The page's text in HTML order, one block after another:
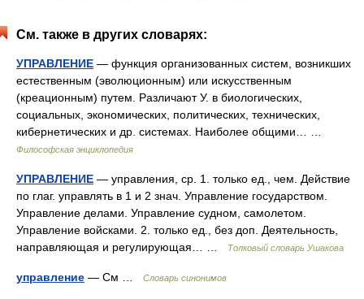
См. также в других словарях:
УПРАВЛЕНИЕ — функция организованных систем, возникших
естественным (эволюционным) или искусственным
(креационным) путем. Различают У. в биологических,
социальных, экономических, политических, технических,
кибернетических и др. системах. Наиболее общими… …
Философская энциклопедия
УПРАВЛЕНИЕ — управления, ср. 1. только ед., чем. Действие
по глаг. управлять в 1 и 2 знач. Управление государством.
Управление делами. Управление судном, самолетом.
Управление войсками. 2. только ед., без доп. Деятельность,
направляющая и регулирующая… …
Толковый словарь Ушакова
управление — См … Словарь синонимов